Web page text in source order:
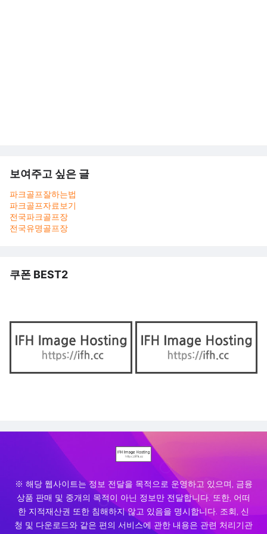
보여주고 싶은 글
파크골프잘하는법
파크골프자료보기
전국파크골프장
전국유명골프장
쿠폰 BEST2
※ 해당 웹사이트는 정보 전달을 목적으로 운영하고 있으며, 금융
상품 판매 및 중개의 목적이 아닌 정보만 전달합니다. 또한, 어떠
한 지적재산권 또한 침해하지 않고 있음을 명시합니다. 조회, 신
청 및 다운로드와 같은 편의 서비스에 관한 내용은 관련 처리기관